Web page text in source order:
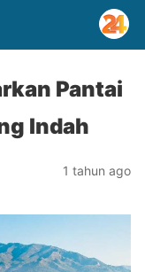
Pantai
Indah
1 tahun ago